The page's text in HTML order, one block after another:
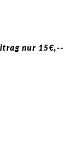
nur 15€,--